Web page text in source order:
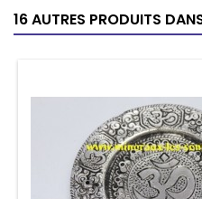
16 AUTRES PRODUITS